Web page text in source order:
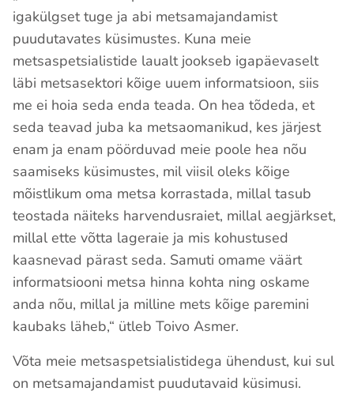
igakülgset tuge ja abi metsamajandamist
puudutavates küsimustes. Kuna meie
metsaspetsialistide laualt jookseb igapäevaselt
läbi metsasektori kõige uuem informatsioon, siis
me ei hoia seda enda teada. On hea tõdeda, et
seda teavad juba ka metsaomanikud, kes järjest
enam ja enam pöörduvad meie poole hea nõu
saamiseks küsimustes, mil viisil oleks kõige
mõistlikum oma metsa korrastada, millal tasub
teostada näiteks harvendusraiet, millal aegjärkset,
millal ette võtta lageraie ja mis kohustused
kaasnevad pärast seda. Samuti omame väärt
informatsiooni metsa hinna kohta ning oskame
anda nõu, millal ja milline mets kõige paremini
kaubaks läheb,“ ütleb Toivo Asmer.
Võta meie metsaspetsialistidega ühendust, kui sul
on metsamajandamist puudutavaid küsimusi.